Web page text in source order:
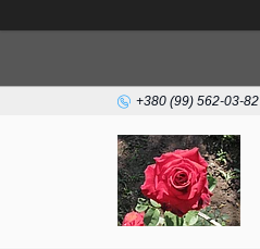
+380 (99) 562-03-82